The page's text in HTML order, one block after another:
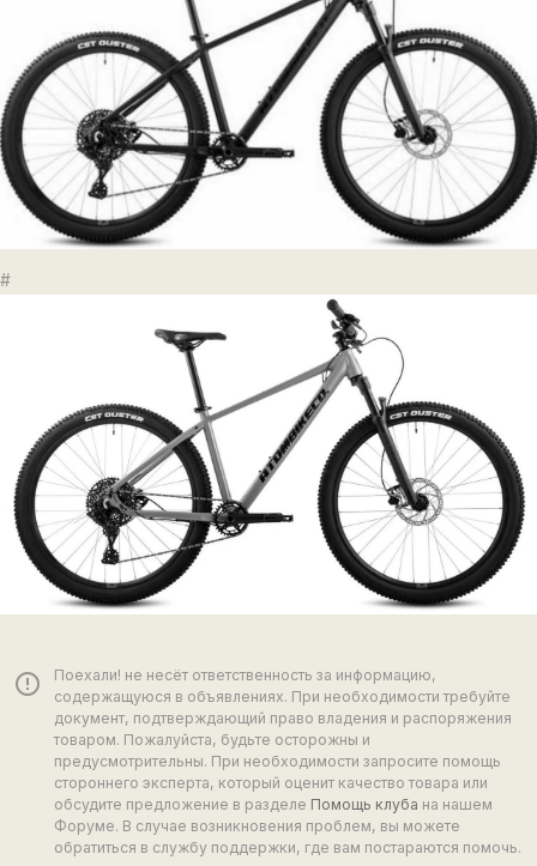
#
error_outline
Поехали! не несёт ответственность за информацию,
содержащуюся в объявлениях. При необходимости требуйте
документ, подтверждающий право владения и распоряжения
товаром. Пожалуйста, будьте осторожны и
предусмотрительны. При необходимости запросите помощь
стороннего эксперта, который оценит качество товара или
обсудите предложение в разделе Помощь клуба на нашем
Форуме. В случае возникновения проблем, вы можете
обратиться в службу поддержки, где вам постараются помочь.